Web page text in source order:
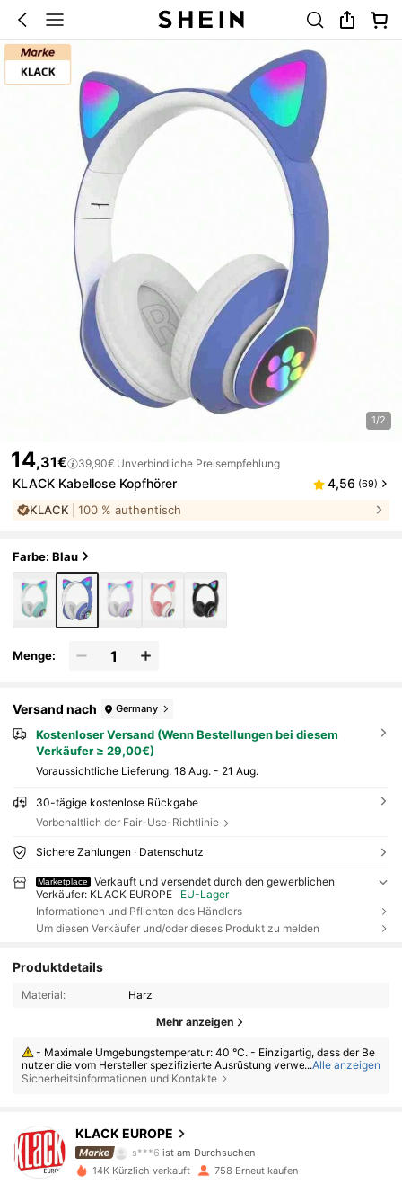
1/2
14,31€ 39,90€ Unverbindliche Preisempfehlung
KLACK Kabellose Kopfhörer 4,56 (69)
KLACK 100 % authentisch
Farbe: Blau
Menge:
Versand nach Germany
Kostenloser Versand (Wenn Bestellungen bei diesem
Verkäufer ≥ 29,00€)
Voraussichtliche Lieferung: 18 Aug. - 21 Aug.
30-tägige kostenlose Rückgabe
Vorbehaltlich der Fair-Use-Richtlinie
Sichere Zahlungen · Datenschutz
Marketplace
Verkauft und versendet durch den gewerblichen
Verkäufer: KLACK EUROPE
EU-Lager
Informationen und Pflichten des Händlers
Um diesen Verkäufer und/oder dieses Produkt zu melden
Produktdetails
Material: Harz
Mehr anzeigen
- Maximale Umgebungstemperatur: 40 °C. - Einzigartig, dass der Be
nutzer die vom Hersteller spezifizierte Ausrüstung verwendet. - Nutzen
Sie das Produkt innerhalb der Grenzen seiner Eigenschaften. - Demonti
vorhanden ist.
...Alle anzeigen
Sicherheitsinformationen und Kontakte
KLACK EUROPE
s***6 ist am Durchsuchen
4,52
2.1K Follower
14K Kürzlich verkauft 758 Erneut kaufen